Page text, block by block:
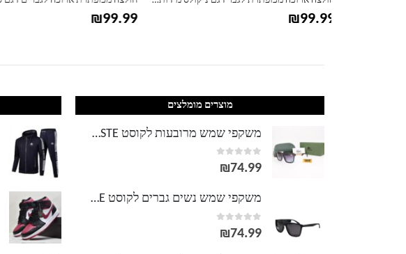
₪99.99
₪79.99
מוצרים מומלצים
משקפי שמש מרובעות לקוסט LACOSTE
0
out of 5
₪74.99
משקפי שמש נשים גברים לקוסט LACOSTE
0
out of 5
₪74.99